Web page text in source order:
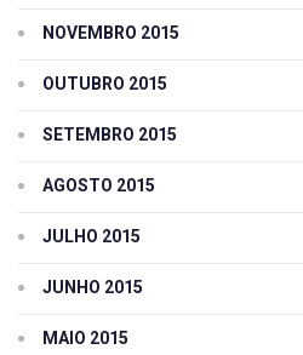
NOVEMBRO 2015
OUTUBRO 2015
SETEMBRO 2015
AGOSTO 2015
JULHO 2015
JUNHO 2015
MAIO 2015